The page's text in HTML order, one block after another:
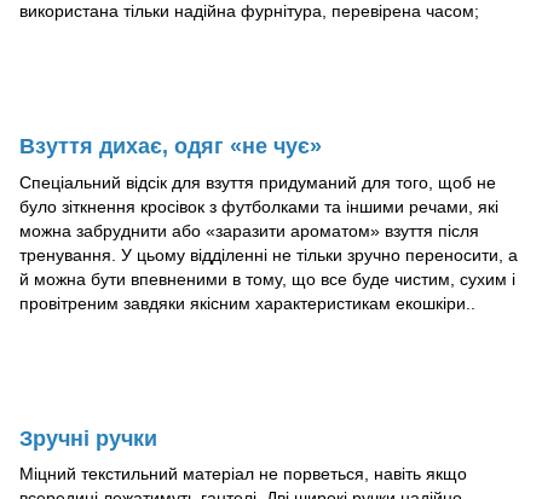
використана тільки надійна фурнітура, перевірена часом;
Взуття дихає, одяг «не чує»
Спеціальний відсік для взуття придуманий для того, щоб не
було зіткнення кросівок з футболками та іншими речами, які
можна забруднити або «заразити ароматом» взуття після
тренування. У цьому відділенні не тільки зручно переносити, а
й можна бути впевненими в тому, що все буде чистим, сухим і
провітреним завдяки якісним характеристикам екошкіри..
Зручні ручки
Міцний текстильний матеріал не порветься, навіть якщо